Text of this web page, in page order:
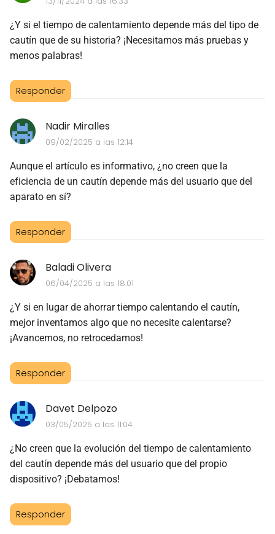
¿Y si el tiempo de calentamiento depende más del tipo de
cautín que de su historia? ¡Necesitamos más pruebas y
menos palabras!
Responder
Nadir Miralles
09/02/2025 a las 12:14
Aunque el artículo es informativo, ¿no creen que la
eficiencia de un cautín depende más del usuario que del
aparato en sí?
Responder
Baladi Olivera
06/04/2025 a las 18:01
¿Y si en lugar de ahorrar tiempo calentando el cautín,
mejor inventamos algo que no necesite calentarse?
¡Avancemos, no retrocedamos!
Responder
Davet Delpozo
03/05/2025 a las 11:04
¿No creen que la evolución del tiempo de calentamiento
del cautín depende más del usuario que del propio
dispositivo? ¡Debatamos!
Responder